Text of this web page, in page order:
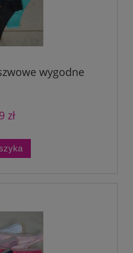
wygodne
zł